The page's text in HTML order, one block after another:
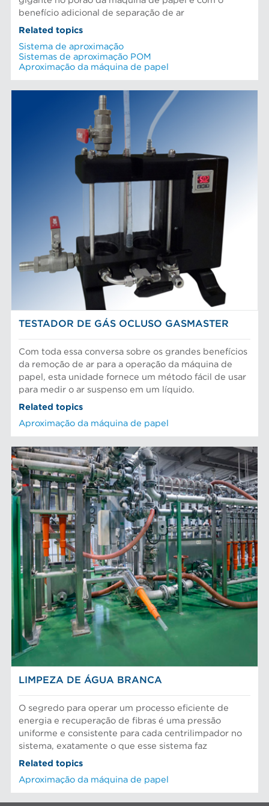
benefício adicional de separação de ar
Related topics
Sistema de aproximação
Sistemas de aproximação POM
Aproximação da máquina de papel
TESTADOR DE GÁS OCLUSO GASMASTER
Com toda essa conversa sobre os grandes benefícios
da remoção de ar para a operação da máquina de
papel, esta unidade fornece um método fácil de usar
para medir o ar suspenso em um líquido.
Related topics
Aproximação da máquina de papel
LIMPEZA DE ÁGUA BRANCA
O segredo para operar um processo eficiente de
energia e recuperação de fibras é uma pressão
uniforme e consistente para cada centrilimpador no
sistema, exatamente o que esse sistema faz
Related topics
Aproximação da máquina de papel